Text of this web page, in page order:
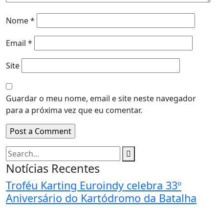
Nome*
Email *
Site
Guardar o meu nome, email e site neste navegador
para a próxima vez que eu comentar.
Notícias Recentes
Troféu Karting Euroindy celebra 33º
Aniversário do Kartódromo da Batalha